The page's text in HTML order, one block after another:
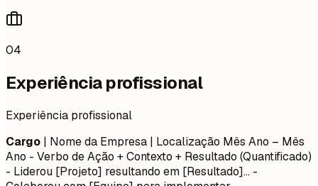
04
Experiência profissional
Experiência profissional
Cargo | Nome da Empresa | Localização Mês Ano – Mês
Ano - Verbo de Ação + Contexto + Resultado (Quantificado)
- Liderou [Projeto] resultando em [Resultado]... -